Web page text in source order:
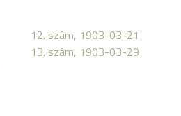
12. szám, 1903-03-21
13. szám, 1903-03-29